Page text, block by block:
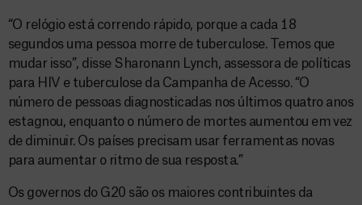
“O relógio está correndo rápido, porque a cada 18
segundos uma pessoa morre de tuberculose. Temos que
mudar isso”, disse Sharonann Lynch, assessora de políticas
para HIV e tuberculose da Campanha de Acesso. “O
número de pessoas diagnosticadas nos últimos quatro anos
estagnou, enquanto o número de mortes aumentou em vez
de diminuir. Os países precisam usar ferramentas novas
para aumentar o ritmo de sua resposta.”
Os governos do G20 são os maiores contribuintes da